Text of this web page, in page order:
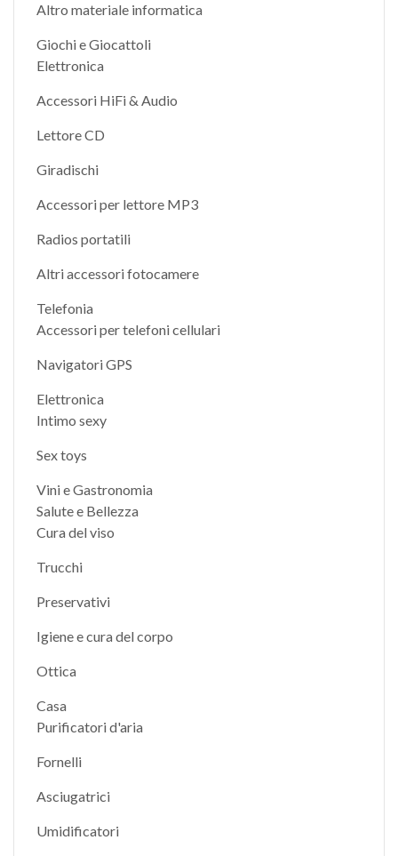
Altro materiale informatica
Giochi e Giocattoli
Elettronica
Accessori HiFi & Audio
Lettore CD
Giradischi
Accessori per lettore MP3
Radios portatili
Altri accessori fotocamere
Telefonia
Accessori per telefoni cellulari
Navigatori GPS
Elettronica
Intimo sexy
Sex toys
Vini e Gastronomia
Salute e Bellezza
Cura del viso
Trucchi
Preservativi
Igiene e cura del corpo
Ottica
Casa
Purificatori d'aria
Fornelli
Asciugatrici
Umidificatori